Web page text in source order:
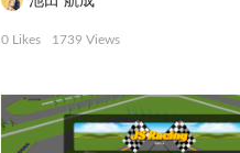
0 Likes 1739 Views